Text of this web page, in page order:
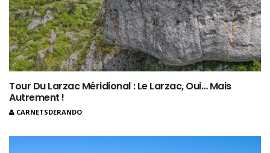
Tour Du Larzac Méridional : Le Larzac, Oui… Mais
Autrement !
CARNETSDERANDO